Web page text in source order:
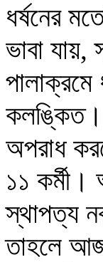
ধর্ষনের
ভাবা যায়,
পালাক্রমে
কলঙ্কিত।
অপরাধ
১১ কর্মী।
স্থাপত্য
তাহলে